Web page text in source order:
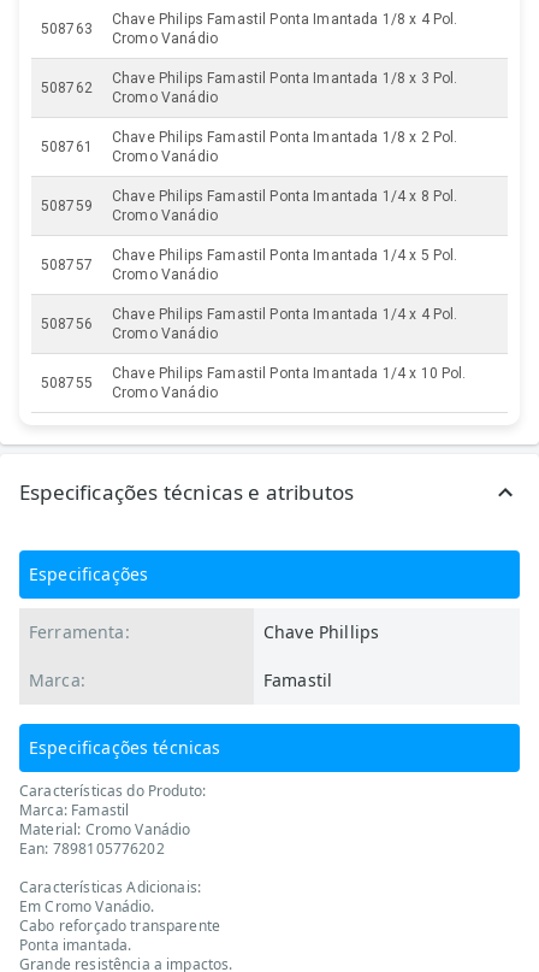
508763
Chave Philips Famastil Ponta Imantada 1/8 x 4 Pol.
Cromo Vanádio
508762
Chave Philips Famastil Ponta Imantada 1/8 x 3 Pol.
Cromo Vanádio
508761
Chave Philips Famastil Ponta Imantada 1/8 x 2 Pol.
Cromo Vanádio
508759
Chave Philips Famastil Ponta Imantada 1/4 x 8 Pol.
Cromo Vanádio
508757
Chave Philips Famastil Ponta Imantada 1/4 x 5 Pol.
Cromo Vanádio
508756
Chave Philips Famastil Ponta Imantada 1/4 x 4 Pol.
Cromo Vanádio
508755
Chave Philips Famastil Ponta Imantada 1/4 x 10 Pol.
Cromo Vanádio
Especificações técnicas e atributos
Especificações
Ferramenta: Chave Phillips
Marca: Famastil
Especificações técnicas
Características do Produto:
Marca: Famastil
Material: Cromo Vanádio
Ean: 7898105776202
Características Adicionais:
Em Cromo Vanádio.
Cabo reforçado transparente
Ponta imantada.
Grande resistência a impactos.